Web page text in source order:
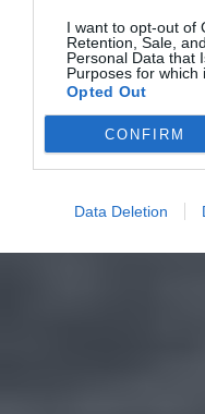
I want to opt-out of
Retention, Sale,
Personal Data that
Purposes for which
Opted Out
CONFIRM
Data Deletion